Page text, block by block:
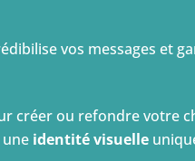
vos messages et
créer ou refondre votre
identité visuelle